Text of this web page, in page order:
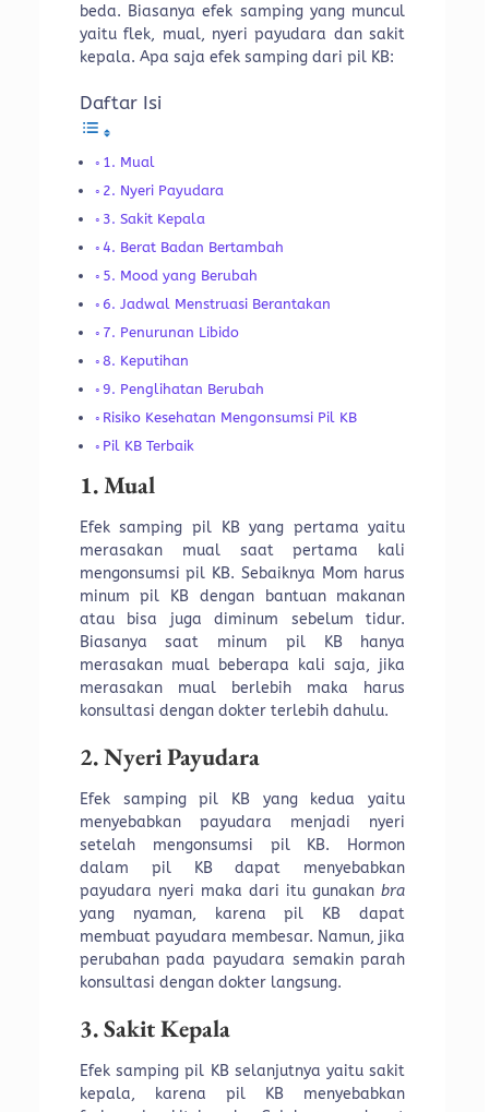
beda. Biasanya efek samping yang muncul
yaitu flek, mual, nyeri payudara dan sakit
kepala. Apa saja efek samping dari pil KB:
Daftar Isi
1. Mual
2. Nyeri Payudara
3. Sakit Kepala
4. Berat Badan Bertambah
5. Mood yang Berubah
6. Jadwal Menstruasi Berantakan
7. Penurunan Libido
8. Keputihan
9. Penglihatan Berubah
Risiko Kesehatan Mengonsumsi Pil KB
Pil KB Terbaik
1. Mual
Efek samping pil KB yang pertama yaitu
merasakan mual saat pertama kali
mengonsumsi pil KB. Sebaiknya Mom harus
minum pil KB dengan bantuan makanan
atau bisa juga diminum sebelum tidur.
Biasanya saat minum pil KB hanya
merasakan mual beberapa kali saja, jika
merasakan mual berlebih maka harus
konsultasi dengan dokter terlebih dahulu.
2. Nyeri Payudara
Efek samping pil KB yang kedua yaitu
menyebabkan payudara menjadi nyeri
setelah mengonsumsi pil KB. Hormon
dalam pil KB dapat menyebabkan
payudara nyeri maka dari itu gunakanbra
yang nyaman, karena pil KB dapat
membuat payudara membesar. Namun, jika
perubahan pada payudara semakin parah
konsultasi dengan dokter langsung.
3. Sakit Kepala
Efek samping pil KB selanjutnya yaitu sakit
kepala, karena pil KB menyebabkan